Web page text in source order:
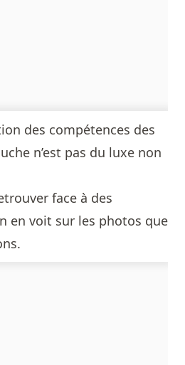
des compétences des
n’est pas du luxe non
face à des
en voit sur les photos que